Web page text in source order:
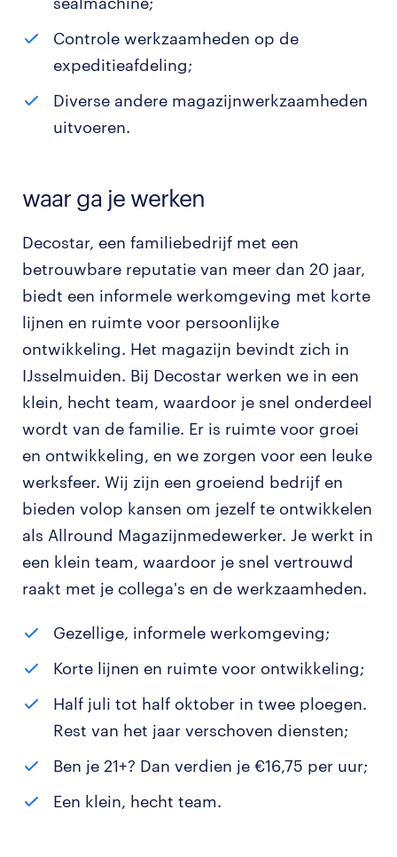
Controle werkzaamheden op de
expeditieafdeling;
Diverse andere magazijnwerkzaamheden
uitvoeren.
waar ga je werken
Decostar, een familiebedrijf met een
betrouwbare reputatie van meer dan 20 jaar,
biedt een informele werkomgeving met korte
lijnen en ruimte voor persoonlijke
ontwikkeling. Het magazijn bevindt zich in
IJsselmuiden. Bij Decostar werken we in een
klein, hecht team, waardoor je snel onderdeel
wordt van de familie. Er is ruimte voor groei
en ontwikkeling, en we zorgen voor een leuke
werksfeer. Wij zijn een groeiend bedrijf en
bieden volop kansen om jezelf te ontwikkelen
als Allround Magazijnmedewerker. Je werkt in
een klein team, waardoor je snel vertrouwd
raakt met je collega's en de werkzaamheden.
Gezellige, informele werkomgeving;
Korte lijnen en ruimte voor ontwikkeling;
Half juli tot half oktober in twee ploegen.
Rest van het jaar verschoven diensten;
Ben je 21+? Dan verdien je €16,75 per uur;
Een klein, hecht team.